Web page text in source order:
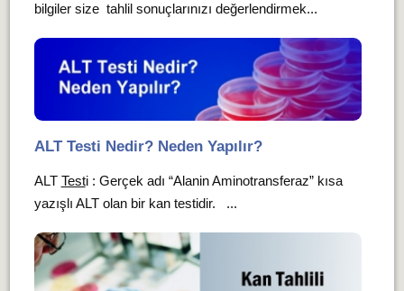
bilgiler size tahlil sonuçlarınızı değerlendirmek...
ALT Testi Nedir? Neden Yapılır?
ALT Testi : Gerçek adı “Alanin Aminotransferaz” kısa
yazışlı ALT olan bir kan testidir. ...